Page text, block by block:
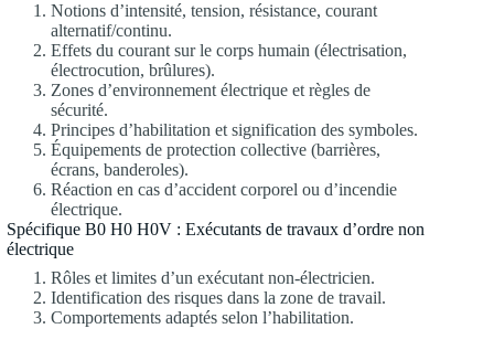
Notions d’intensité, tension, résistance, courant
alternatif/continu.
Effets du courant sur le corps humain (électrisation,
électrocution, brûlures).
Zones d’environnement électrique et règles de
sécurité.
Principes d’habilitation et signification des symboles.
Équipements de protection collective (barrières,
écrans, banderoles).
Réaction en cas d’accident corporel ou d’incendie
électrique.
Spécifique B0 H0 H0V : Exécutants de travaux d’ordre non
électrique
Rôles et limites d’un exécutant non-électricien.
Identification des risques dans la zone de travail.
Comportements adaptés selon l’habilitation.